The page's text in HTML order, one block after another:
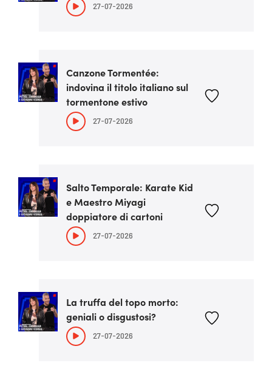
27-07-2026
Canzone Tormentée:
indovina il titolo italiano sul
tormentone estivo
27-07-2026
Salto Temporale: Karate Kid
e Maestro Miyagi
doppiatore di cartoni
27-07-2026
La truffa del topo morto:
geniali o disgustosi?
27-07-2026